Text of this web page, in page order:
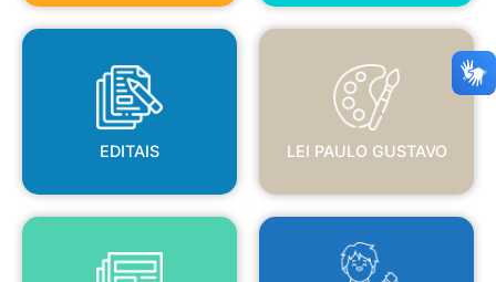
EDITAIS
EDITAIS
LEI PAULO GUSTAVO
LEI PAULO GUSTAVO
JORNAL OFICIAL POLÍTICA NACIONAL ALDIR
BLANC